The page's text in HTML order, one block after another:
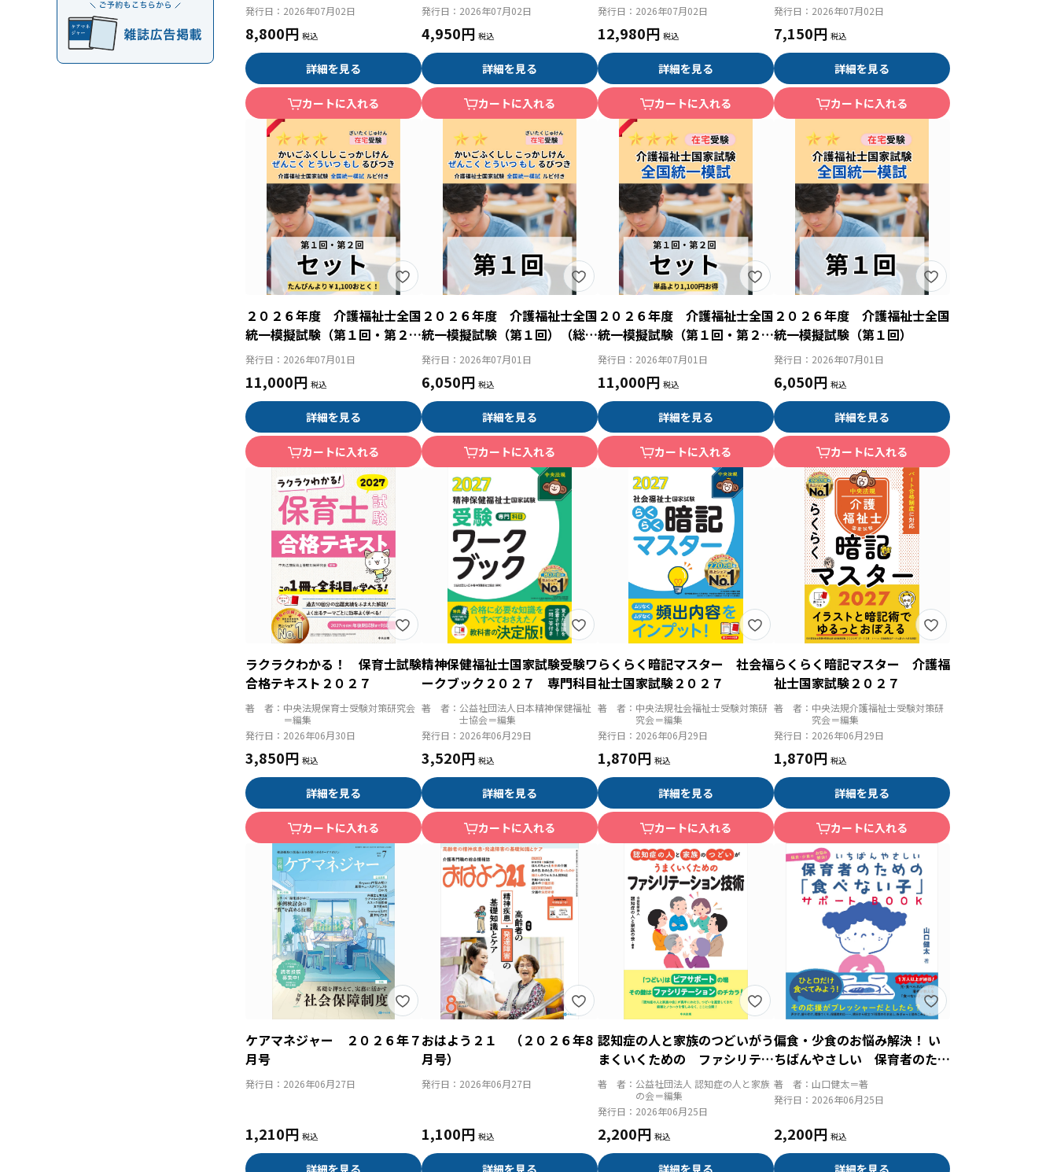
専門１回・２回セット）
発行日： 2026年07月02日
8,800円
詳細を見る
カートに入れる
専門第１回目）
発行日： 2026年07月02日
4,950円
詳細を見る
カートに入れる
回・第２回セット）
発行日： 2026年07月02日
12,980円
詳細を見る
カートに入れる
回）
発行日： 2026年07月02日
7,150円
詳細を見る
カートに入れる
２０２６年度 介護福祉士全国
統一模擬試験（第１回・第２回
セット）（総ルビ付問題編）
発行日： 2026年07月01日
11,000円
詳細を見る
カートに入れる
２０２６年度 介護福祉士全国
統一模擬試験（第１回）（総ル
ビ付問題編）
発行日： 2026年07月01日
6,050円
詳細を見る
カートに入れる
２０２６年度 介護福祉士全国
統一模擬試験（第１回・第２回
セット）
発行日： 2026年07月01日
11,000円
詳細を見る
カートに入れる
２０２６年度 介護福祉士全国
統一模擬試験（第１回）
発行日： 2026年07月01日
6,050円
詳細を見る
カートに入れる
ラクラクわかる！ 保育士試験
合格テキスト２０２７
著 者： 中央法規保育士受験対策研究会
＝編集
発行日： 2026年06月30日
3,850円
詳細を見る
カートに入れる
精神保健福祉士国家試験受験ワ
ークブック２０２７ 専門科目
著 者： 公益社団法人日本精神保健福祉
士協会＝編集
発行日： 2026年06月29日
3,520円
詳細を見る
カートに入れる
らくらく暗記マスター 社会福
祉士国家試験２０２７
著 者： 中央法規社会福祉士受験対策研
究会＝編集
発行日： 2026年06月29日
1,870円
詳細を見る
カートに入れる
らくらく暗記マスター 介護福
祉士国家試験２０２７
著 者： 中央法規介護福祉士受験対策研
究会＝編集
発行日： 2026年06月29日
1,870円
詳細を見る
カートに入れる
ケアマネジャー ２０２６年７
月号
発行日： 2026年06月27日
1,210円
詳細を見る
おはよう２１ （２０２６年8
月号）
発行日： 2026年06月27日
1,100円
詳細を見る
認知症の人と家族のつどいがう
まくいくための ファシリテー
ション技術
著 者： 公益社団法人 認知症の人と家族
の会＝編集
発行日： 2026年06月25日
2,200円
詳細を見る
偏食・少食のお悩み解決！ い
ちばんやさしい 保育者のため
の「食べない子」サポートＢＯ
ＯＫ
著 者： 山口健太＝著
発行日： 2026年06月25日
2,200円
詳細を見る